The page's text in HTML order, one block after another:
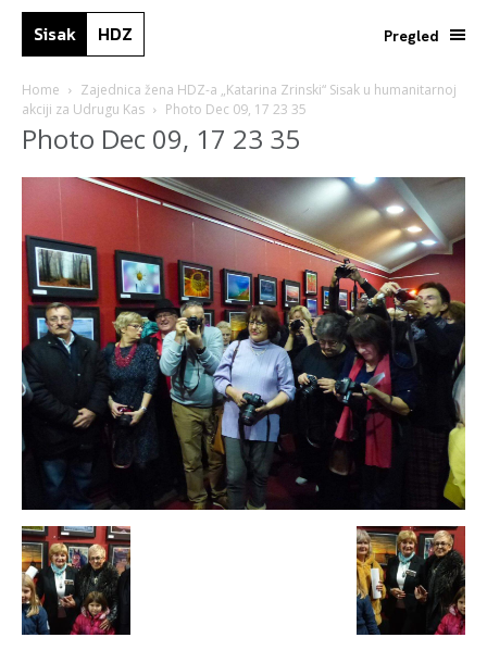
Sisak HDZ Pregled
Home
Zajednica žena HDZ-a „Katarina Zrinski“ Sisak u humanitarnoj
akciji za Udrugu Kas
Photo Dec 09, 17 23 35
Photo Dec 09, 17 23 35